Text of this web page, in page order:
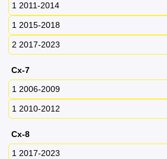
1 2011-2014
1 2015-2018
2 2017-2023
Cx-7
1 2006-2009
1 2010-2012
Cx-8
1 2017-2023